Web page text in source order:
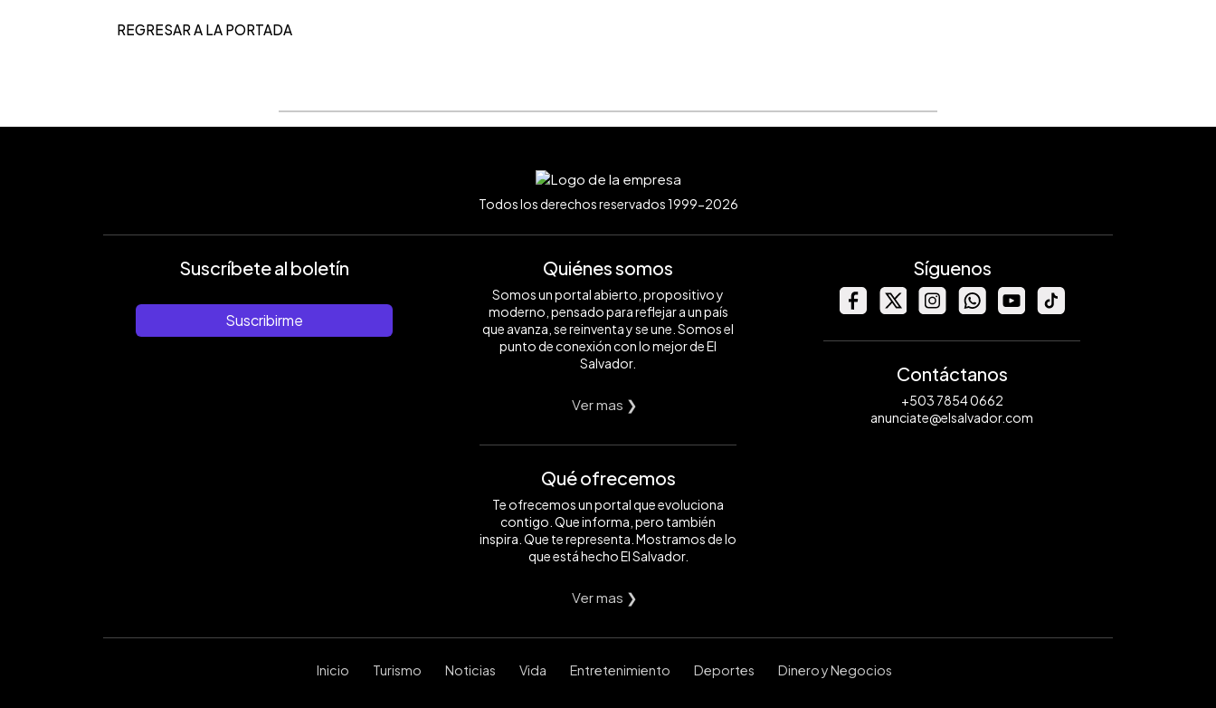
REGRESAR A LA PORTADA
Todos los derechos reservados 1999-2026
Suscríbete al boletín
Suscribirme
Quiénes somos
Somos un portal abierto, propositivo y
moderno, pensado para reflejar a un país
que avanza, se reinventa y se une. Somos el
punto de conexión con lo mejor de El
Salvador.
Ver mas ❯
Qué ofrecemos
Te ofrecemos un portal que evoluciona
contigo. Que informa, pero también
inspira. Que te representa. Mostramos de lo
que está hecho El Salvador.
Ver mas ❯
Síguenos
Contáctanos
+503 7854 0662
anunciate@elsalvador.com
Inicio Turismo Noticias Vida Entretenimiento Deportes Dinero y Negocios